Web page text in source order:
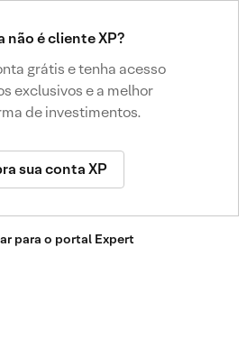
não é cliente XP?
grátis e tenha acesso
exclusivos e a melhor
de investimentos.
sua conta XP
para o portal Expert